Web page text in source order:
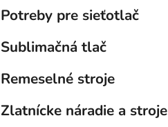
Potreby pre sieťotlač
Sublimačná tlač
Remeselné stroje
Zlatnícke náradie a stroje